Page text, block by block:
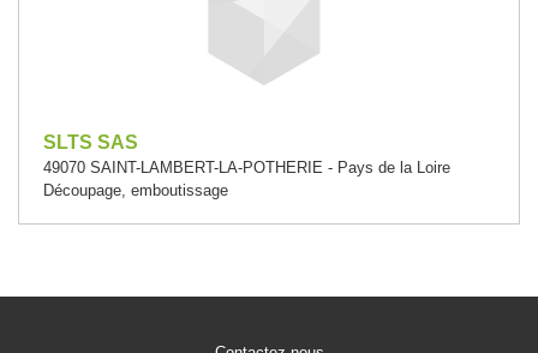
SLTS SAS
49070 SAINT-LAMBERT-LA-POTHERIE - Pays de la Loire
Découpage, emboutissage